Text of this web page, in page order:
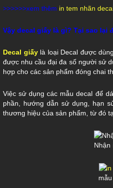
>>>>>>xem thêm in tem nhãn
Vậy decal giấy là gì? Tại sao
Decal giấylà loại Decal được
được nhu cầu đại đa số người sử
hợp cho các sản phẩm đóng chai
Việc sử dụng các mẫu decal để
phần, hướng dẫn sử dụng, hạn
thương hiệu của sản phẩm, từ đó
Nhận